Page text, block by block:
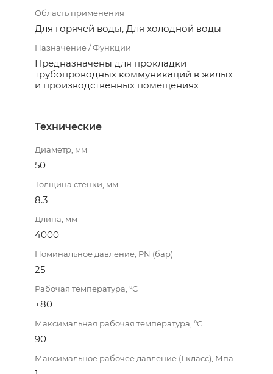
Область применения
Для горячей воды, Для холодной воды
Назначение / Функции
Предназначены для прокладки
трубопроводных коммуникаций в жилых
и производственных помещениях
Технические
Диаметр, мм
50
Толщина стенки, мм
8.3
Длина, мм
4000
Номинальное давление, PN (бар)
25
Рабочая температура, °С
+80
Максимальная рабочая температура, °С
90
Максимальное рабочее давление (1 класс), Мпа